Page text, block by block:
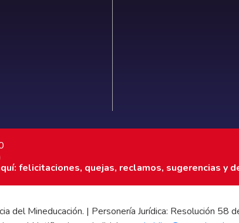
felicitaciones, quejas, reclamos, sugerencias y
del Mineducación. | Personería Jurídica: Resolución